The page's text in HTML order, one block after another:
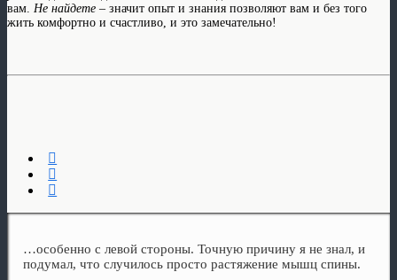
вам. Не найдете – значит опыт и знания позволяют вам и без того
жить комфортно и счастливо, и это замечательно!
…особенно с левой стороны. Точную причину я не знал, и
подумал, что случилось просто растяжение мышц спины.